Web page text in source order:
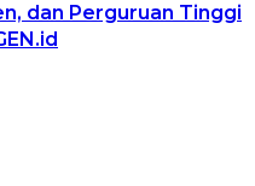
dan Perguruan Tinggi